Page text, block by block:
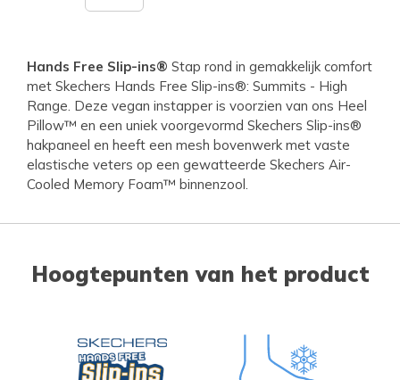
Hands Free Slip-ins® Stap rond in gemakkelijk comfort
met Skechers Hands Free Slip-ins®: Summits - High
Range. Deze vegan instapper is voorzien van ons Heel
Pillow™ en een uniek voorgevormd Skechers Slip-ins®
hakpaneel en heeft een mesh bovenwerk met vaste
elastische veters op een gewatteerde Skechers Air-
Cooled Memory Foam™ binnenzool.
Hoogtepunten van het product